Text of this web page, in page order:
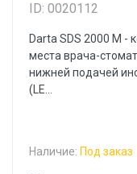
ID: 0020112
Darta SDS 2000 M -
места врача-
нижней подачей
(LE...
Наличие: Под заказ